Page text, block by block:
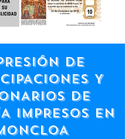
DE
Y
DE
IMPRESOS EN